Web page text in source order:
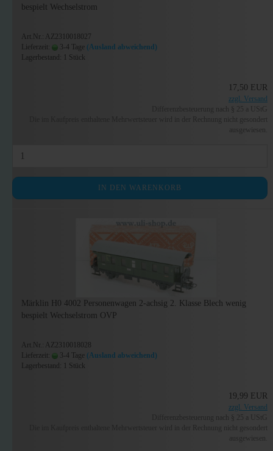
bespielt Wechselstrom
Art.Nr.: AZ2310018027
Lieferzeit:
3-4 Tage (Ausland abweichend)
Lagerbestand: 1 Stück
17,50 EUR
zzgl. Versand
Differenzbesteuerung nach § 25 a UStG
Die im Kaufpreis enthaltene Mehrwertsteuer wird in der Rechnung nicht gesondert
ausgewiesen.
IN DEN WARENKORB
Märklin H0 4002 Personenwagen 2-achsig 2. Klasse Blech wenig
bespielt Wechselstrom OVP
Art.Nr.: AZ2310018028
Lieferzeit:
3-4 Tage (Ausland abweichend)
Lagerbestand: 1 Stück
19,99 EUR
zzgl. Versand
Differenzbesteuerung nach § 25 a UStG
Die im Kaufpreis enthaltene Mehrwertsteuer wird in der Rechnung nicht gesondert
ausgewiesen.